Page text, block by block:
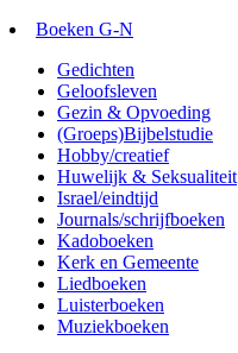
Boeken G-N
Gedichten
Geloofsleven
Gezin & Opvoeding
(Groeps)Bijbelstudie
Hobby/creatief
Huwelijk & Seksualiteit
Israel/eindtijd
Journals/schrijfboeken
Kadoboeken
Kerk en Gemeente
Liedboeken
Luisterboeken
Muziekboeken